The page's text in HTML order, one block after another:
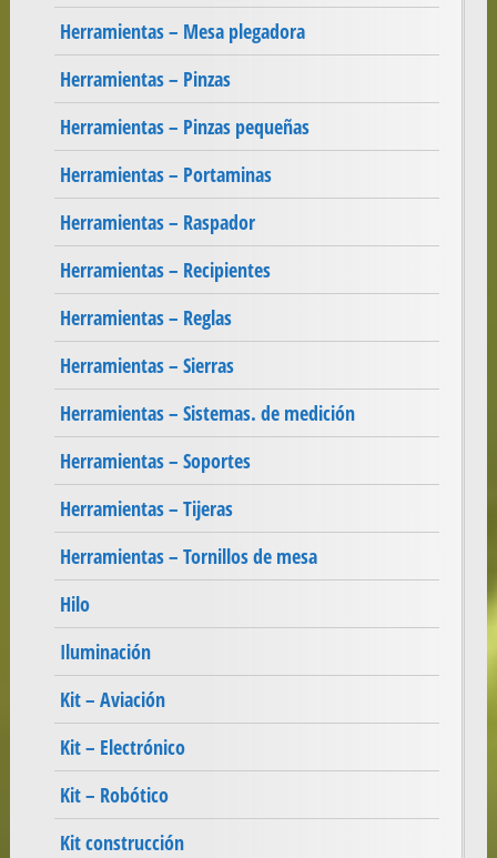
Herramientas – Mesa plegadora
Herramientas – Pinzas
Herramientas – Pinzas pequeñas
Herramientas – Portaminas
Herramientas – Raspador
Herramientas – Recipientes
Herramientas – Reglas
Herramientas – Sierras
Herramientas – Sistemas. de medición
Herramientas – Soportes
Herramientas – Tijeras
Herramientas – Tornillos de mesa
Hilo
Iluminación
Kit – Aviación
Kit – Electrónico
Kit – Robótico
Kit construcción